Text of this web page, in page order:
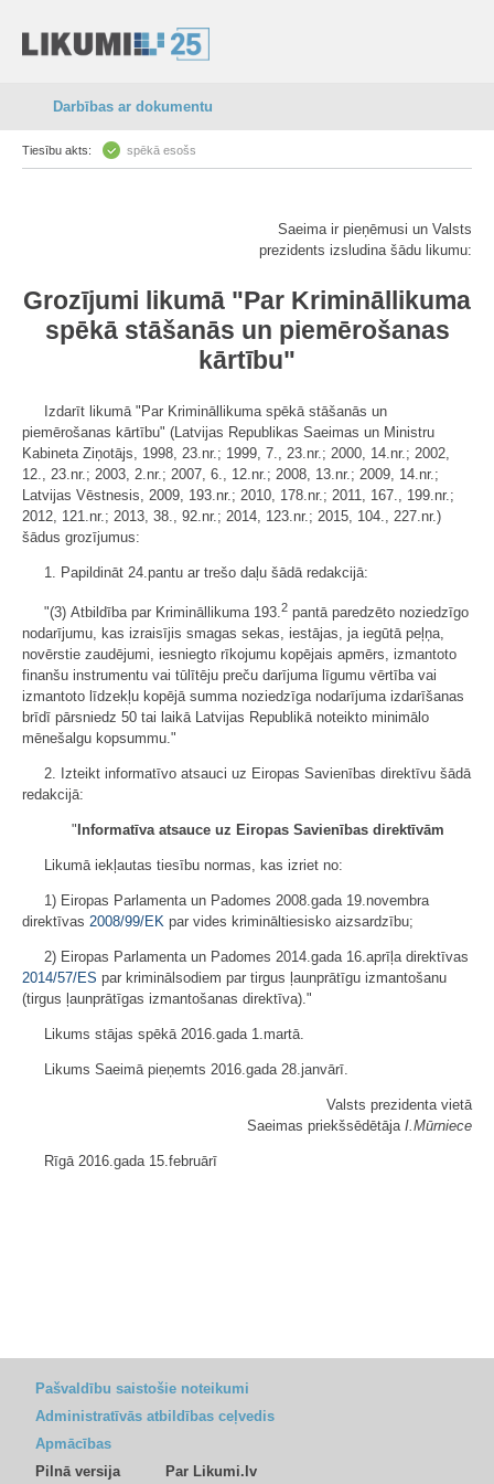
Darbības ar dokumentu
Tiesību akts: spēkā esošs
Saeima ir pieņēmusi un Valsts
prezidents izsludina šādu likumu:
Grozījumi likumā "Par Krimināllikuma
spēkā stāšanās un piemērošanas
kārtību"
Izdarīt likumā "Par Krimināllikuma spēkā stāšanās un
piemērošanas kārtību" (Latvijas Republikas Saeimas un Ministru
Kabineta Ziņotājs, 1998, 23.nr.; 1999, 7., 23.nr.; 2000, 14.nr.; 2002,
12., 23.nr.; 2003, 2.nr.; 2007, 6., 12.nr.; 2008, 13.nr.; 2009, 14.nr.;
Latvijas Vēstnesis, 2009, 193.nr.; 2010, 178.nr.; 2011, 167., 199.nr.;
2012, 121.nr.; 2013, 38., 92.nr.; 2014, 123.nr.; 2015, 104., 227.nr.)
šādus grozījumus:
1. Papildināt 24.pantu ar trešo daļu šādā redakcijā:
"(3) Atbildība par Krimināllikuma 193.2 pantā paredzēto noziedzīgo
nodarījumu, kas izraisījis smagas sekas, iestājas, ja iegūtā peļņa,
novērstie zaudējumi, iesniegto rīkojumu kopējais apmērs, izmantoto
finanšu instrumentu vai tūlītēju preču darījuma līgumu vērtība vai
izmantoto līdzekļu kopējā summa noziedzīga nodarījuma izdarīšanas
brīdī pārsniedz 50 tai laikā Latvijas Republikā noteikto minimālo
mēnešalgu kopsummu."
2. Izteikt informatīvo atsauci uz Eiropas Savienības direktīvu šādā
redakcijā:
" Informatīva atsauce uz Eiropas Savienības direktīvām
Likumā iekļautas tiesību normas, kas izriet no:
1) Eiropas Parlamenta un Padomes 2008.gada 19.novembra
direktīvas 2008/99/EK par vides krimināltiesisko aizsardzību;
2) Eiropas Parlamenta un Padomes 2014.gada 16.aprīļa direktīvas
2014/57/ES par kriminālsodiem par tirgus ļaunprātīgu izmantošanu
(tirgus ļaunprātīgas izmantošanas direktīva)."
Likums stājas spēkā 2016.gada 1.martā.
Likums Saeimā pieņemts 2016.gada 28.janvārī.
Valsts prezidenta vietā
Saeimas priekšsēdētāja I.Mūrniece
Rīgā 2016.gada 15.februārī
Pašvaldību saistošie noteikumi
Administratīvās atbildības ceļvedis
Apmācības
Pilnā versija
Par Likumi.lv